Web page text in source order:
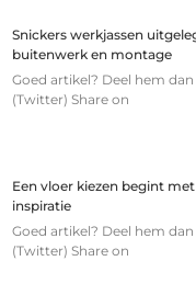
Snickers werkjassen
buitenwerk en montage
Goed artikel? Deel hem
(Twitter) Share on
Een vloer kiezen begint
inspiratie
Goed artikel? Deel hem
(Twitter) Share on